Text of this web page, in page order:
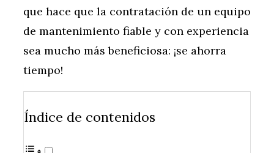
que hace que la contratación de un equipo
de mantenimiento fiable y con experiencia
sea mucho más beneficiosa: ¡se ahorra
tiempo!
Índice de contenidos